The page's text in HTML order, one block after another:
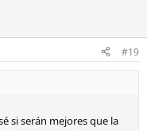
#19
si serán mejores que la